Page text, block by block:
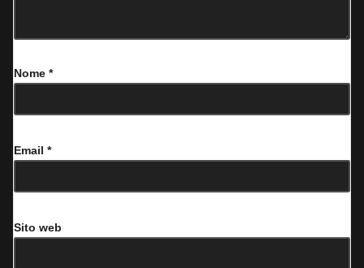
Nome *
Email *
Sito web